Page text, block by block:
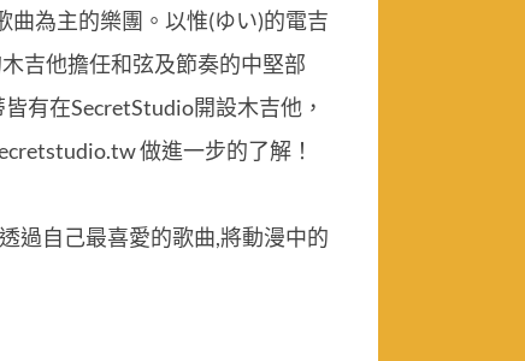
曲為主的樂團。以惟(ゆい)的電吉
吉他擔任和弦及節奏的中堅部
有在SecretStudio開設木吉他，
做進一步的了解！
過自己最喜愛的歌曲,將動漫中的